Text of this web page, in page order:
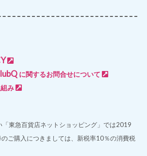
に関するお問合せについて
み
東急百貨店ネットショッピング」では2019
ご購入につきましては、新税率10％の消費税